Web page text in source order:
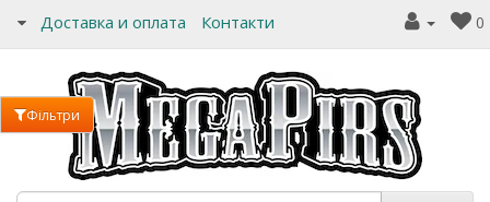
Доставка и оплата Контакти 0
Фільтри